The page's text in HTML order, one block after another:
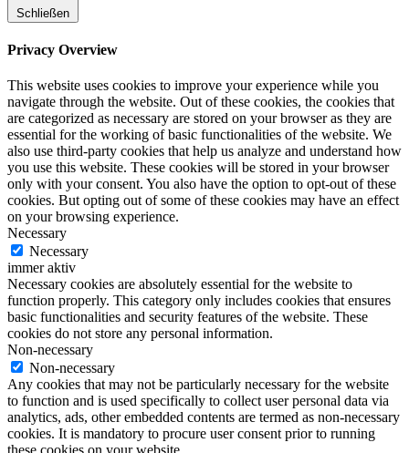
Schließen
Privacy Overview
This website uses cookies to improve your experience while you
navigate through the website. Out of these cookies, the cookies that
are categorized as necessary are stored on your browser as they are
essential for the working of basic functionalities of the website. We
also use third-party cookies that help us analyze and understand how
you use this website. These cookies will be stored in your browser
only with your consent. You also have the option to opt-out of these
cookies. But opting out of some of these cookies may have an effect
on your browsing experience.
Necessary
Necessary
immer aktiv
Necessary cookies are absolutely essential for the website to
function properly. This category only includes cookies that ensures
basic functionalities and security features of the website. These
cookies do not store any personal information.
Non-necessary
Non-necessary
Any cookies that may not be particularly necessary for the website
to function and is used specifically to collect user personal data via
analytics, ads, other embedded contents are termed as non-necessary
cookies. It is mandatory to procure user consent prior to running